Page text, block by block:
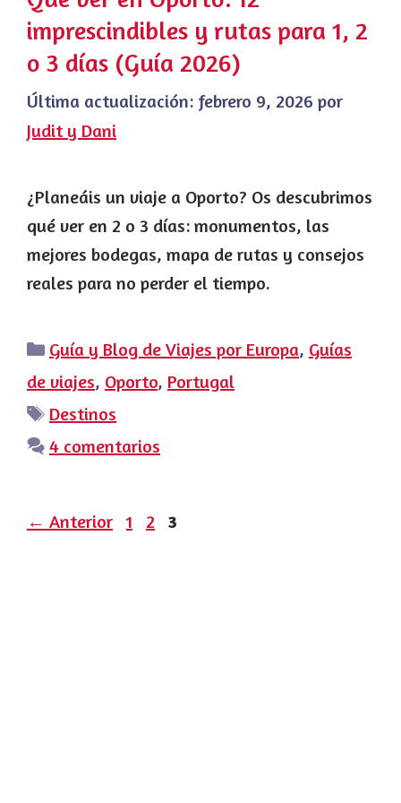
imprescindibles y rutas para 1, 2
o 3 días (Guía 2026)
Última actualización: febrero 9, 2026 por
Judit y Dani
¿Planeáis un viaje a Oporto? Os descubrimos
qué ver en 2 o 3 días: monumentos, las
mejores bodegas, mapa de rutas y consejos
reales para no perder el tiempo.
Categorías
Guía y Blog de Viajes por Europa, Guías
de viajes, Oporto, Portugal
Etiquetas
Destinos
4 comentarios
← Anterior Página
1 Página
2 Página
3